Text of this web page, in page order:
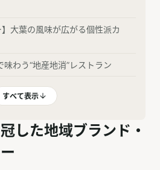
】大葉の風味が広がる個性派カ
わう“地産地消”レストラン
すべて表示
した地域ブランド・